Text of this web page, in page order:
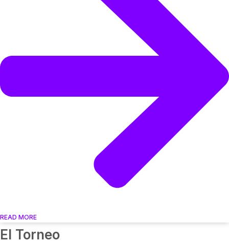
READ MORE
El Torneo